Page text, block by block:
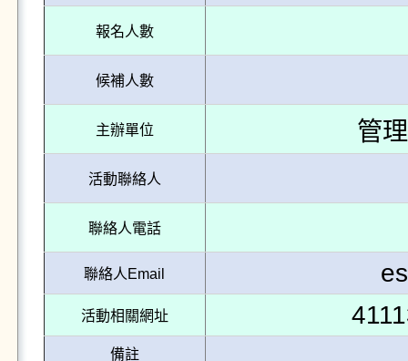
報名人數
候補人數
主辦單位 管
活動聯絡人
聯絡人電話
聯絡人Email
活動相關網址
備註